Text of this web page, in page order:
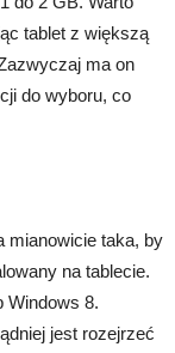
tablet z większą
ma on
do wyboru, co
mianowicie taka, by
na tablecie.
Windows 8.
jest rozejrzeć